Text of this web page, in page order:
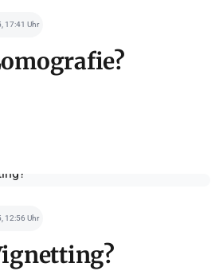
17:41 Uhr
12:56 Uhr